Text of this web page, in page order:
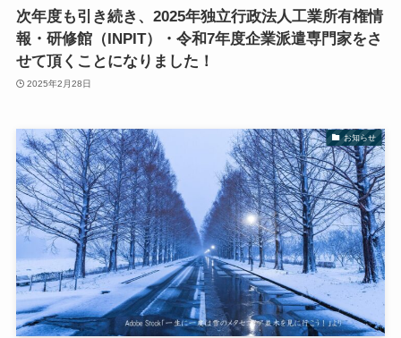
次年度も引き続き、2025年独立行政法人工業所有権情
報・研修館（INPIT）・令和7年度企業派遣専門家をさ
せて頂くことになりました！
2025年2月28日
お知らせ